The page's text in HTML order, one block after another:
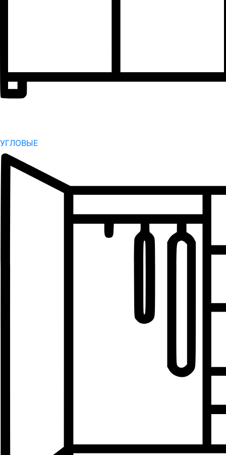
УГЛОВЫЕ